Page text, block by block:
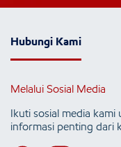
Hubungi Kami
Melalui Sosial Media
Ikuti sosial media
informasi penting dari